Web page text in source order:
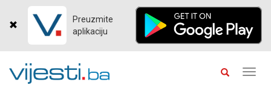
Preuzmite
aplikaciju